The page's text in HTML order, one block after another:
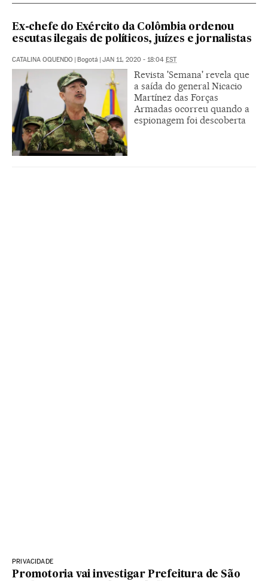
Ex-chefe do Exército da Colômbia ordenou
escutas ilegais de políticos, juízes e jornalistas
CATALINA OQUENDO Bogotá JAN 11, 2020 - 18:04 EST
Revista 'Semana' revela que
a saída do general Nicacio
Martínez das Forças
Armadas ocorreu quando a
espionagem foi descoberta
PRIVACIDADE
Promotoria vai investigar Prefeitura de São